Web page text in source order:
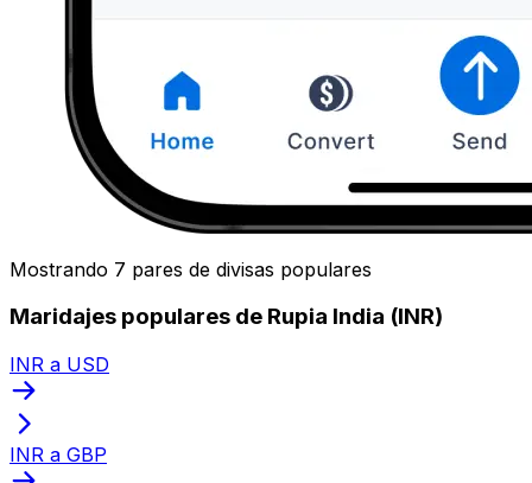
Mostrando 7 pares de divisas populares
Maridajes populares de Rupia India (INR)
INR a USD
INR a GBP